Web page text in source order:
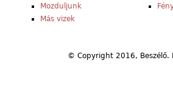
Mozduljunk
Más vizek
© Copyright 2016,